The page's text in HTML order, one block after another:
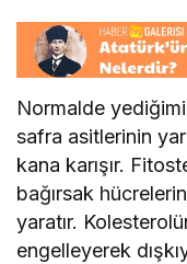
Normalde
safra asitlerinin
kana karışır.
bağırsak
yaratır.
engelleyerek